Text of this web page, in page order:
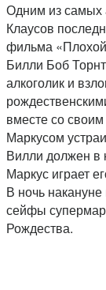
Одним из самых
Клаусов
фильма «Плохой
Билли Боб
алкоголик и
вместе со
Маркусом
Вилли должен в
Маркус играет
В ночь
сейфы
Рождества.